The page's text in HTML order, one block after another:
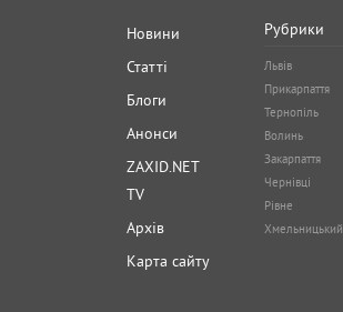
Новини
Статті
Блоги
Анонси
ZAXID.NET
TV
Архів
Карта сайту
Рубрики
Львів
Прикарпаття
Тернопіль
Волинь
Закарпаття
Чернівці
Рівне
Хмельницький